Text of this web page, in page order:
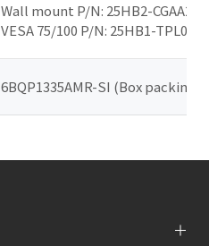
Wall mount P/N: 25HB2-
VESA 75/100 P/N: 25HB1-
6BQP1335AMR-SI (Box packing)